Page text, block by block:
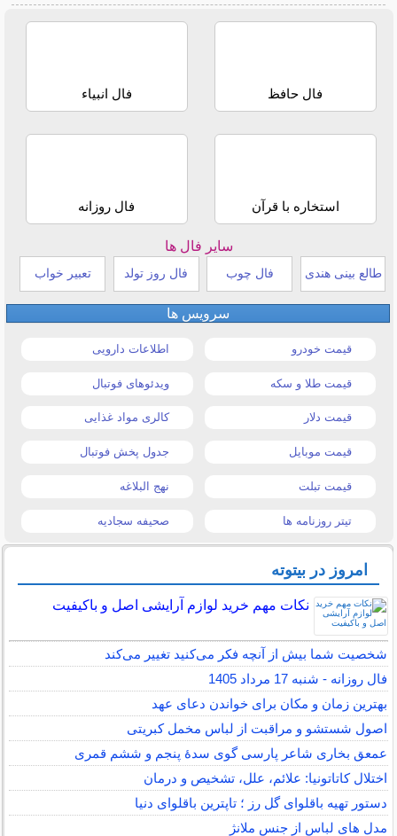
فال حافظ فال انبیاء
استخاره با قرآن فال روزانه
سایر فال ها
طالع بینی هندی فال چوب فال روز تولد تعبیر خواب
سرویس ها
قیمت خودرو اطلاعات دارویی
قیمت طلا و سکه ویدئوهای فوتبال
قیمت دلار کالری مواد غذایی
قیمت موبایل جدول پخش فوتبال
قیمت تبلت نهج البلاغه
تیتر روزنامه ها صحیفه سجادیه
امروز در بیتوته
نکات مهم خرید لوازم آرایشی اصل و باکیفیت
شخصیت شما بیش از آنچه فکر می‌کنید تغییر می‌کند
فال روزانه - شنبه 17 مرداد 1405
بهترین زمان و مکان برای خواندن دعای عهد
اصول شستشو و مراقبت از لباس مخمل کبریتی
عمعق بخاری شاعر پارسی گوی سدهٔ پنجم و ششم قمری
اختلال کاتاتونیا: علائم، علل، تشخیص و درمان
دستور تهیه باقلوای گل رز ؛ تاپترین باقلوای دنیا
مدل های لباس از جنس ملانژ